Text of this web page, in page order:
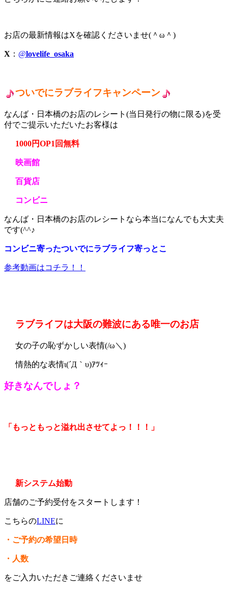
お店の最新情報はXを確認くださいませ(＾ω＾)
X ： @lovelife_osaka
ついでにラブライフキャンペーン
なんば・日本橋のお店のレシート(当日発行の物に限る)を受
付でご提示いただいたお客様は
1000円OP1回無料
映画館
百貨店
コンビニ
なんば・日本橋のお店のレシートなら本当になんでも大丈夫
です(^^♪
コンビニ寄ったついでにラブライフ寄っとこ
参考動画はコチラ！！
ラブライフは大阪の難波にある唯一のお店
女の子の恥ずかしい表情(/ω＼)
情熱的な表情ι(´Д｀υ)ｱﾂｨｰ
好きなんでしょ？
「もっともっと溢れ出させてよっ！！！」
新システム始動
店舗のご予約受付をスタートします！
こちらのLINEに
・ご予約の希望日時
・人数
をご入力いただきご連絡くださいませ